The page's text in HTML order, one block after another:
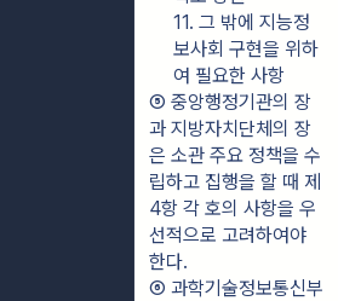
11. 그 밖에 지능정
보사회 구현을 위하
여 필요한 사항
⑤ 중앙행정기관의 장
과 지방자치단체의 장
은 소관 주요 정책을 수
립하고 집행을 할 때 제
4항 각 호의 사항을 우
선적으로 고려하여야
한다.
⑥ 과학기술정보통신부